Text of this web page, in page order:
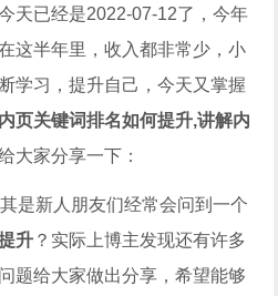
天已经是2022-07-12了，今年
这半年里，收入都非常少，小
学习，提升自己，今天又掌握
内页关键词排名如何提升,讲解内
大家分享一下：
是新人朋友们经常会问到一个
升 ？实际上博主发现还有许多
题给大家做出分享，希望能够